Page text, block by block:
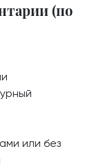
(по
или без